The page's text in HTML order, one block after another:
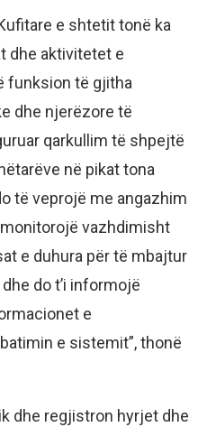
e shtetit tonë ka
dhe aktivitetet e
funksion të gjitha
dhe njerëzore të
qarkullim të shpejtë
në pikat tona
të veprojë me angazhim
vazhdimisht
e duhura për të mbajtur
do t’i informojë
e
e sistemit”, thonë
dhe regjistron hyrjet dhe